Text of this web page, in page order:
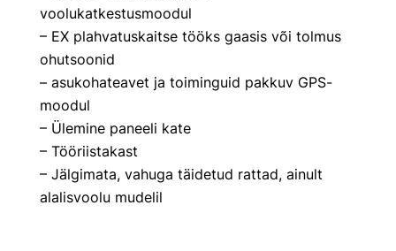
voolukatkestusmoodul
– EX plahvatuskaitse tööks gaasis või tolmus
ohutsoonid
– asukohateavet ja toiminguid pakkuv GPS-
moodul
– Ülemine paneeli kate
– Tööriistakast
– Jälgimata, vahuga täidetud rattad, ainult
alalisvoolu mudelil